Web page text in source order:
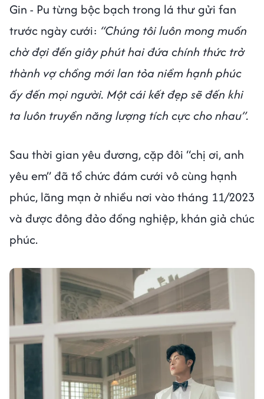
Gin - Pu từng bộc bạch trong lá thư gửi fan
trước ngày cưới: “Chúng tôi luôn mong muốn
chờ đợi đến giây phút hai đứa chính thức trở
thành vợ chồng mới lan tỏa niềm hạnh phúc
ấy đến mọi người. Một cái kết đẹp sẽ đến khi
ta luôn truyền năng lượng tích cực cho nhau”.
Sau thời gian yêu đương, cặp đôi “chị ơi, anh
yêu em” đã tổ chức đám cưới vô cùng hạnh
phúc, lãng mạn ở nhiều nơi vào tháng 11/2023
và được đông đảo đồng nghiệp, khán giả chúc
phúc.